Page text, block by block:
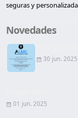
seguras y
Novedades
30 jun. 2025
01 jun. 2025